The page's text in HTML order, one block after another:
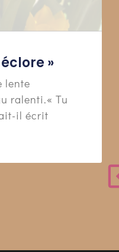
»
lente
ralenti.« Tu
il écrit